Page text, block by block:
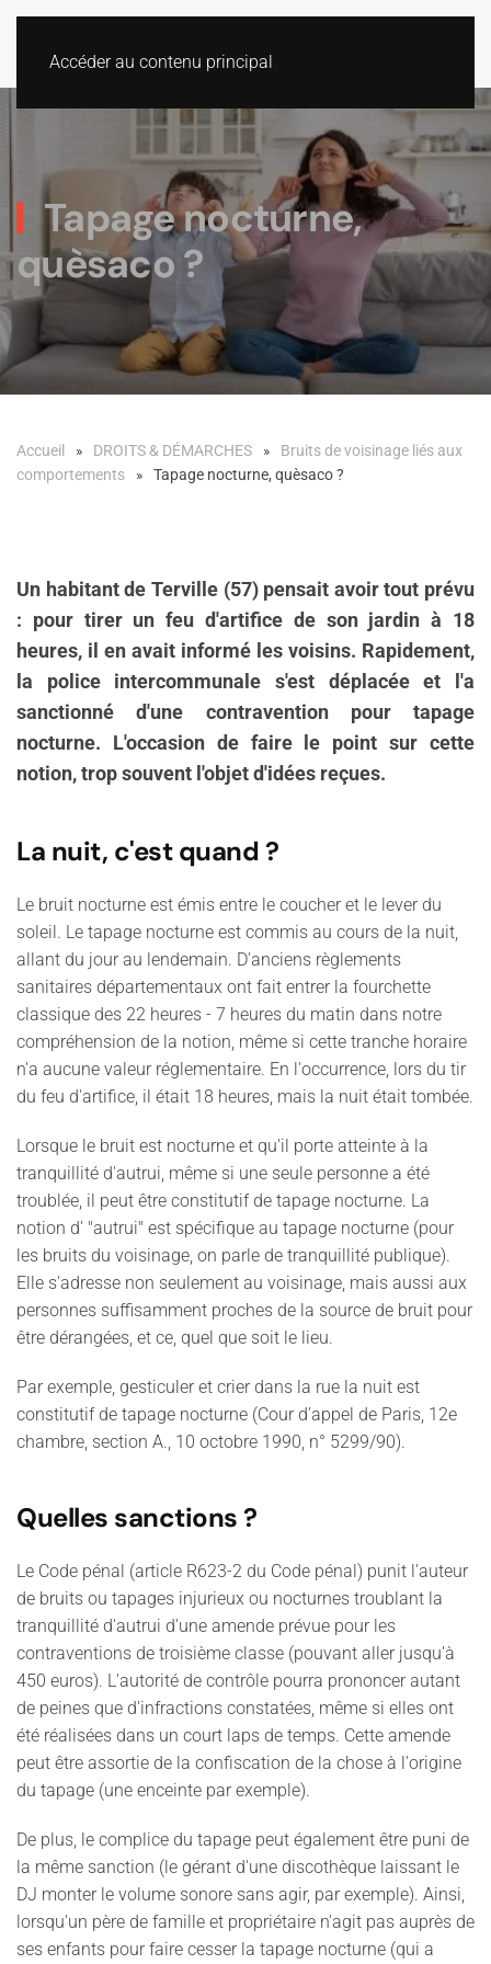
Accéder au contenu principal
Tapage nocturne,
quèsaco ?
Accueil DROITS & DÉMARCHES
Bruits de voisinage liés aux
comportements
Tapage nocturne, quèsaco ?
Un habitant de Terville (57) pensait avoir tout prévu
: pour tirer un feu d'artifice de son jardin à 18
heures, il en avait informé les voisins. Rapidement,
la police intercommunale s'est déplacée et l'a
sanctionné d'une contravention pour tapage
nocturne. L'occasion de faire le point sur cette
notion, trop souvent l'objet d'idées reçues.
La nuit, c'est quand ?
Le bruit nocturne est émis entre le coucher et le lever du
soleil. Le tapage nocturne est commis au cours de la nuit,
allant du jour au lendemain. D'anciens règlements
sanitaires départementaux ont fait entrer la fourchette
classique des 22 heures - 7 heures du matin dans notre
compréhension de la notion, même si cette tranche horaire
n'a aucune valeur réglementaire. En l'occurrence, lors du tir
du feu d'artifice, il était 18 heures, mais la nuit était tombée.
Lorsque le bruit est nocturne et qu'il porte atteinte à la
tranquillité d'autrui, même si une seule personne a été
troublée, il peut être constitutif de tapage nocturne. La
notion d' "autrui" est spécifique au tapage nocturne (pour
les bruits du voisinage, on parle de tranquillité publique).
Elle s'adresse non seulement au voisinage, mais aussi aux
personnes suffisamment proches de la source de bruit pour
être dérangées, et ce, quel que soit le lieu.
Par exemple, gesticuler et crier dans la rue la nuit est
constitutif de tapage nocturne (Cour d'appel de Paris, 12e
chambre, section A., 10 octobre 1990, n° 5299/90).
Quelles sanctions ?
Le Code pénal (article R623-2 du Code pénal) punit l'auteur
de bruits ou tapages injurieux ou nocturnes troublant la
tranquillité d'autrui d'une amende prévue pour les
contraventions de troisième classe (pouvant aller jusqu'à
450 euros). L'autorité de contrôle pourra prononcer autant
de peines que d'infractions constatées, même si elles ont
été réalisées dans un court laps de temps. Cette amende
peut être assortie de la confiscation de la chose à l'origine
du tapage (une enceinte par exemple).
De plus, le complice du tapage peut également être puni de
la même sanction (le gérant d'une discothèque laissant le
DJ monter le volume sonore sans agir, par exemple). Ainsi,
lorsqu'un père de famille et propriétaire n'agit pas auprès de
ses enfants pour faire cesser la tapage nocturne (qui a